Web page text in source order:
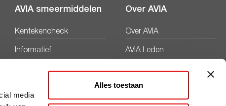
media
Alles toestaan
AVIA smeermiddelen
Kentekencheck
Informatief
Productbladen
Over AVIA
Over AVIA
AVIA Leden
Nieuws
Duurzaamheid